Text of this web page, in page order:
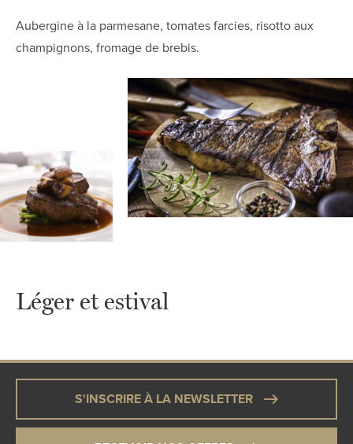
Aubergine à la parmesane, tomates farcies, risotto aux
champignons, fromage de brebis.
Léger et estival
S'INSCRIRE À LA NEWSLETTER